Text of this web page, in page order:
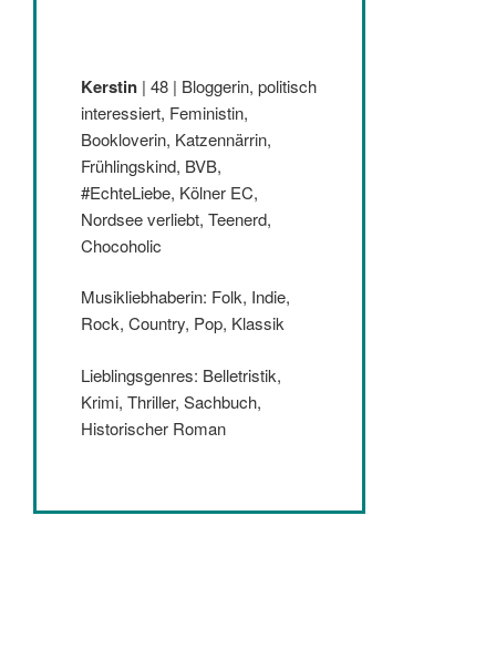
Kerstin | 48 | Bloggerin, politisch
interessiert, Feministin,
Bookloverin, Katzennärrin,
Frühlingskind, BVB,
#EchteLiebe, Kölner EC,
Nordsee verliebt, Teenerd,
Chocoholic
Musikliebhaberin: Folk, Indie,
Rock, Country, Pop, Klassik
Lieblingsgenres: Belletristik,
Krimi, Thriller, Sachbuch,
Historischer Roman